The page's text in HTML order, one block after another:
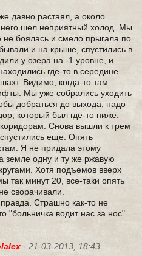
давно растаял, а около
шел неприятный холод. Мы
боялась и смело прыгала по
и на крыше, спустились в
у озера на -1 уровне, и
где-то в середине
Видимо, когда-то там
Мы уже собрались уходить
добраться до выхода, надо
который был где-то ниже.
Снова вышли к трем
еще. Опять
Я не придала этому
земле одну и ту же ржавую
Хотя подъемов вверх
минут 20, все-таки опять
сворачивали.
Страшно как-то не
"больничка водит нас за нос".
- 21-03-2013, 18:43